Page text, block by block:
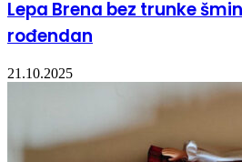
Lepa Brena bez trunke
rođendan
21.10.2025